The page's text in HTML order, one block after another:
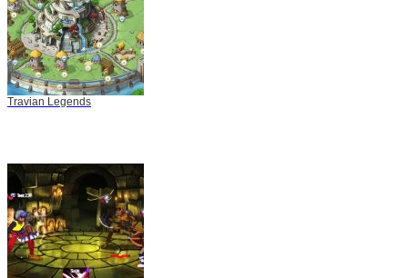
Travian Legends